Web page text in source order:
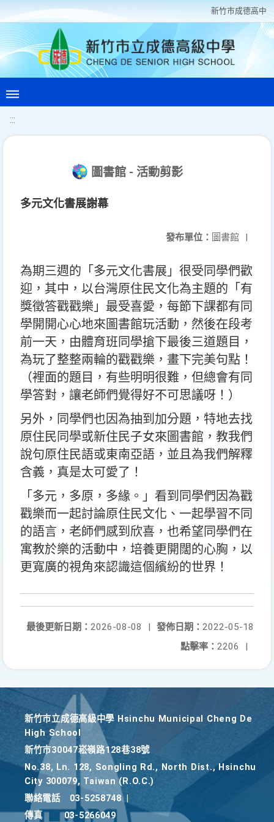
新竹巿成德高中
:::
圖書館 - 活動剪影
多元文化書展謝幕
發布單位： 圖書館 |
為期三週的「多元文化書展」很受同學們歡
迎，其中，以台灣原住民文化為主題的「有
獎徵答戳戳樂」最受喜愛，每節下課都有同
學開開心心地來圖書館玩活動，然後在段考
前一天，由體育班同學搶下最後三道題目，
為玩了整整兩輪的戳戳樂，畫下完美句點！
（裡面的題目，有些明明很難，但總會有同
學答對，讓老師們覺得好不可思議呀！）
另外，同學們也因為抽到加分題，特地去找
原住民同學或新住民子女來圖書館，教我們
說句原住民語或東南亞語，並且為我們解釋
含義，真是太可愛了！
「多元，多原，多緣。」看到同學們因為戳
戳樂而一起討論原住民文化、一起學習不同
的語言，老師們感到欣喜，也希望同學們在
寓教於樂的活動中，培養更開闊的心胸，以
更寬廣的視角來認識這個繽紛的世界！
發佈日期： 2022-05-18
最後更新日期： 2026-08-08
|
點擊率： 2206 |
新竹巿立成德高級中學 Hsinchu Municipal Cheng De
High School
新竹巿30047崧嶺路128巷38號
No.38, Ln. 128, Songling Rd., North Dist., Hsinchu
City 300079, Taiwan (R.O.C.)
聯絡電話
03-5258748
傳真
03-5266049